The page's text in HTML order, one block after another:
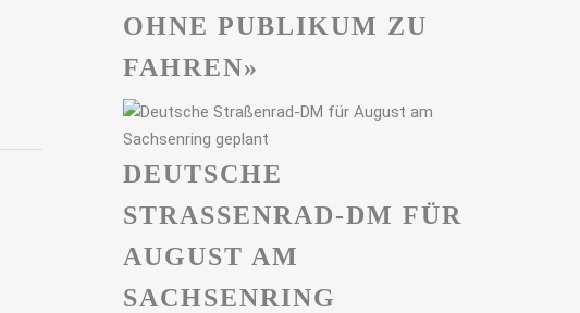
OHNE PUBLIKUM ZU
FAHREN»
DEUTSCHE
STRASSENRAD-DM FÜR A
UGUST AM S
ACHSENRING G